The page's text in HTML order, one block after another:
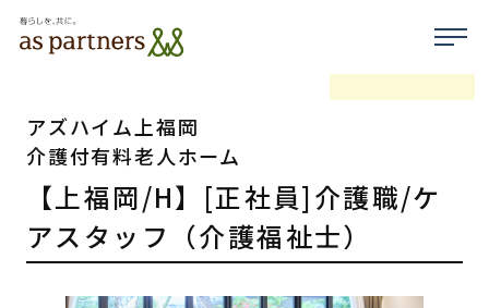
アズハイム上福岡
介護付有料老人ホーム
【上福岡/H】[正社員]介護職/ケ
アスタッフ（介護福祉士）